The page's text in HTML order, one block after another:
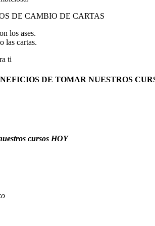
DE CAMBIO DE CARTAS
los ases.
las cartas.
ti
DE TOMAR NUESTROS
cursos HOY